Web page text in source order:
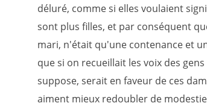
déluré, comme si elles voulaient
sont plus filles, et par conséquent
mari, n'était qu'une contenance et
que si on recueillait les voix des
suppose, serait en faveur de ces
aiment mieux redoubler de